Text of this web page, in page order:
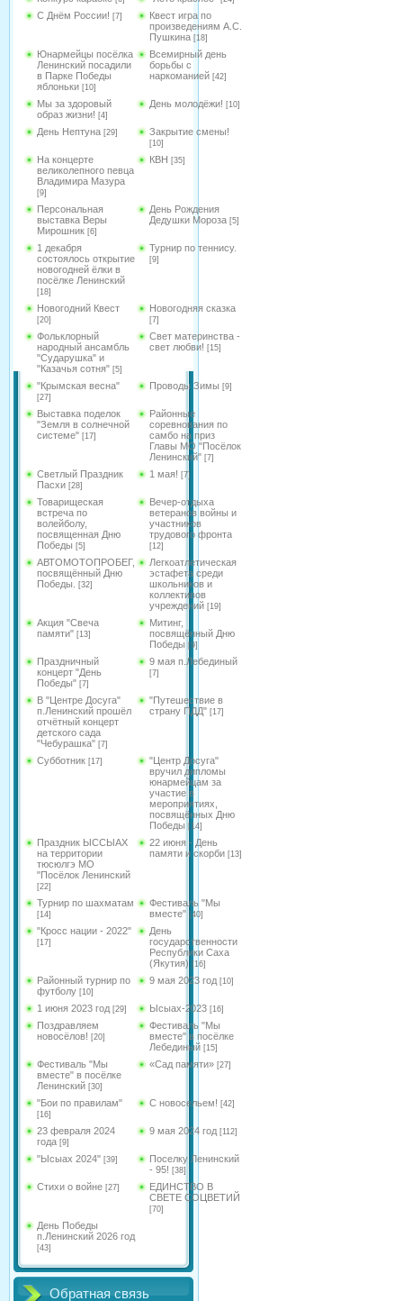
С Днём России! [7]
Квест игра по
произведениям А.С.
Пушкина [18]
Юнармейцы посёлка
Ленинский посадили
в Парке Победы
яблоньки [10]
Всемирный день
борьбы с
наркоманией [42]
Мы за здоровый
образ жизни! [4]
День молодёжи! [10]
День Нептуна [29] Закрытие смены!
[10]
На концерте
великолепного певца
Владимира Мазура
[9]
КВН [35]
Персональная
выставка Веры
Мирошник [6]
День Рождения
Дедушки Мороза [5]
1 декабря
состоялось открытие
новогодней ёлки в
посёлке Ленинский
[18]
Турнир по теннису.
[9]
Новогодний Квест
[20]
Новогодняя сказка
[7]
Фольклорный
народный ансамбль
"Сударушка" и
"Казачья сотня" [5]
Свет материнства -
свет любви! [15]
"Крымская весна"
[27]
Проводы Зимы [9]
Выставка поделок
"Земля в солнечной
системе" [17]
Районные
соревнования по
самбо на приз
Главы МО "Посёлок
Ленинский" [7]
Светлый Праздник
Пасхи [28]
1 мая! [7]
Товарищеская
встреча по
волейболу,
посвященная Дню
Победы [5]
Вечер-отдыха
ветеранов войны и
участников
трудового фронта
[12]
АВТОМОТОПРОБЕГ,
посвящённый Дню
Победы.
[32]
Легкоатлетическая
эстафета среди
школьников и
коллективов
учреждений [19]
Акция "Свеча
памяти" [13]
Митинг,
посвящённый Дню
Победы [9]
Праздничный
концерт "День
Победы" [7]
9 мая п.Лебединый
[7]
В "Центре Досуга"
п.Ленинский прошёл
отчётный концерт
детского сада
"Чебурашка" [7]
"Путешествие в
страну ПДД" [17]
Субботник [17]
"Центр Досуга"
вручил дипломы
юнармейцам за
участие в
мероприятиях,
посвящённых Дню
Победы [14]
Праздник ЫССЫАХ
на территории
тюсюлгэ МО
"Посёлок Ленинский
[22]
22 июня - День
памяти и скорби [13]
Турнир по шахматам
[14]
Фестиваль "Мы
вместе" [40]
"Кросс нации - 2022"
[17]
День
государственности
Республики Саха
(Якутия) [16]
Районный турнир по
футболу [10]
9 мая 2023 год [10]
1 июня 2023 год [29] Ысыах-2023 [16]
Поздравляем
новосёлов! [20]
Фестиваль "Мы
вместе" в посёлке
Лебединый [15]
Фестиваль "Мы
вместе" в посёлке
Ленинский [30]
«Сад памяти» [27]
"Бои по правилам"
[16]
С новосельем! [42]
23 февраля 2024
года [9]
9 мая 2024 год [112]
"Ысыах 2024" [39]
Поселку Ленинский
- 95! [38]
Стихи о войне [27]
ЕДИНСТВО В
СВЕТЕ СОЦВЕТИЙ
[70]
День Победы
п.Ленинский 2026 год
[43]
Обратная связь